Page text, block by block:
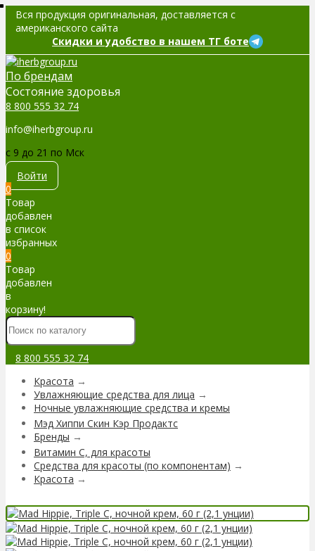
Вся продукция оригинальная, доставляется с
американского сайта
Скидки и удобство в нашем ТГ боте
По брендам
Cостояние здоровья
8 800 555 32 74
info@iherbgroup.ru
c 9 до 21 по Мск
Войти
0
Товар
добавлен
в список
избранных
0
Товар
добавлен
в
корзину!
8 800 555 32 74
Красота →
Увлажняющие средства для лица →
Ночные увлажняющие средства и кремы
Мэд Хиппи Скин Кэр Продактс
Бренды →
Витамин C, для красоты
Средства для красоты (по компонентам) →
Красота →